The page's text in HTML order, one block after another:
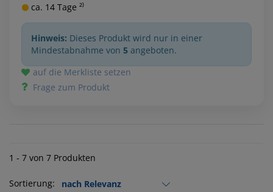
ca. 14 Tage ²⁾
Hinweis: Dieses Produkt wird nur in einer
Mindestabnahme von 5 angeboten.
auf die Merkliste setzen
Frage zum Produkt
1 - 7 von 7 Produkten
Sortierung: